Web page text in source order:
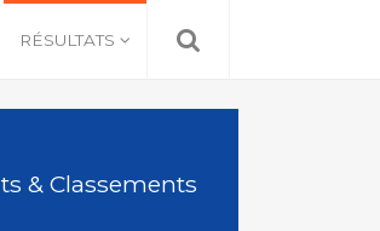
RÉSULTATS
& Classements